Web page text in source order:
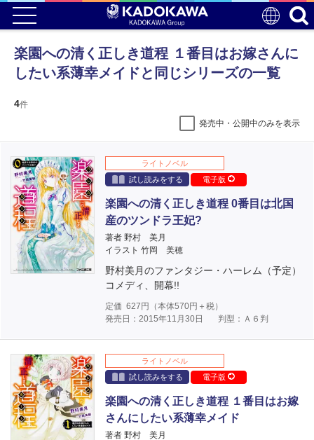
楽園への清く正しき道程 １番目はお嫁さんに
したい系薄幸メイドと同じシリーズの一覧
4件
発売中・公開中のみを表示
ライトノベル
試し読みをする
電子版
楽園への清く正しき道程 0番目は北国
産のツンドラ王妃?
著者 野村 美月
イラスト 竹岡 美穂
野村美月のファンタジー・ハーレム（予定）
コメディ、開幕!!
定価 627 円（本体570円＋税）
発売日：2015年11月30日
判型：Ａ６判
ライトノベル
試し読みをする
電子版
楽園への清く正しき道程 １番目はお嫁
さんにしたい系薄幸メイド
著者 野村 美月